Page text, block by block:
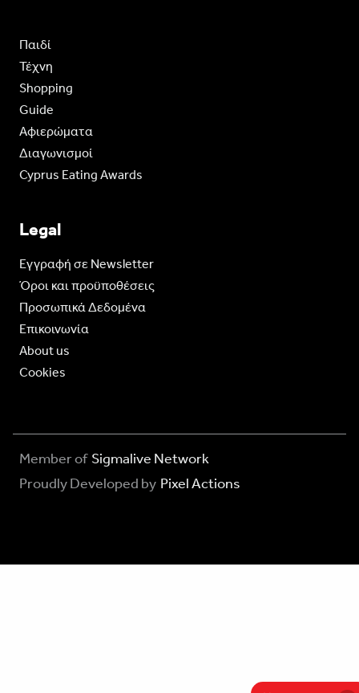
Παιδί
Τέχνη
Shopping
Guide
Aφιερώματα
Διαγωνισμοί
Cyprus Eating Awards
Legal
Eγγραφή σε Newsletter
Όροι και προϋποθέσεις
Προσωπικά Δεδομένα
Επικοινωνία
About us
Cookies
Member of Sigmalive Network
Proudly Developed by Pixel Actions